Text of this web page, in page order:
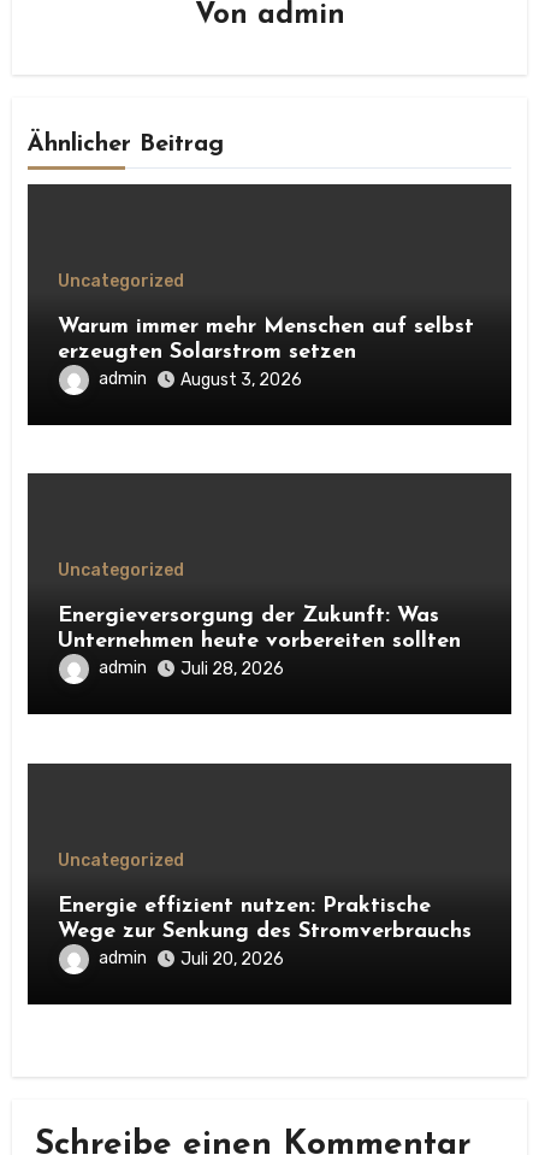
Von admin
Ähnlicher Beitrag
Uncategorized
Warum immer mehr Menschen auf selbst
erzeugten Solarstrom setzen
admin August 3, 2026
Uncategorized
Energieversorgung der Zukunft: Was
Unternehmen heute vorbereiten sollten
admin Juli 28, 2026
Uncategorized
Energie effizient nutzen: Praktische
Wege zur Senkung des Stromverbrauchs
admin Juli 20, 2026
Schreibe einen Kommentar